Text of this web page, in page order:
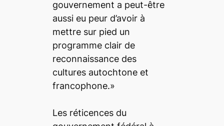
gouvernement a peut-être
aussi eu peur d’avoir à
mettre sur pied un
programme clair de
reconnaissance des
cultures autochtone et
francophone.»
Les réticences du